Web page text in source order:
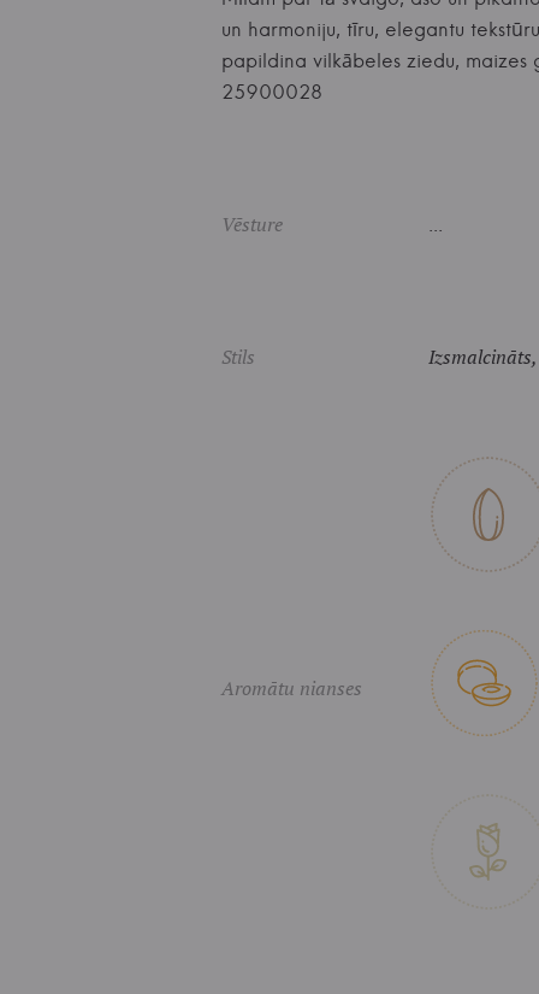
un harmoniju, tīru, elegantu
papildina vilkābeles ziedu, maizes
25900028
Vēsture ...
Stils
Aromātu nianses